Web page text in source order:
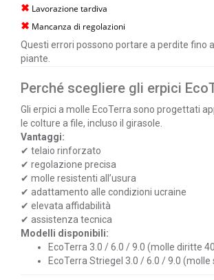
✖ Lavorazione tardiva
✖ Mancanza di regolazioni
Questi errori possono portare a perdite fino
piante.
Perché scegliere gli erpici
Gli erpici a molle EcoTerra sono progettati
le colture a file, incluso il girasole.
Vantaggi:
✔ telaio rinforzato
✔ regolazione precisa
✔ molle resistenti all’usura
✔ adattamento alle condizioni ucraine
✔ elevata affidabilità
✔ assistenza tecnica
Modelli disponibili:
EcoTerra 3.0 / 6.0 / 9.0 (molle diritte
EcoTerra Striegel 3.0 / 6.0 / 9.0